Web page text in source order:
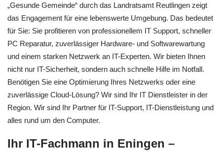
„Gesunde Gemeinde“ durch das Landratsamt Reutlingen zeigt
das Engagement für eine lebenswerte Umgebung. Das bedeutet
für Sie: Sie profitieren von professionellem IT Support, schneller
PC Reparatur, zuverlässiger Hardware- und Softwarewartung
und einem starken Netzwerk an IT-Experten. Wir bieten Ihnen
nicht nur IT-Sicherheit, sondern auch schnelle Hilfe im Notfall.
Benötigen Sie eine Optimierung Ihres Netzwerks oder eine
zuverlässige Cloud-Lösung? Wir sind Ihr IT Dienstleister in der
Region. Wir sind Ihr Partner für IT-Support, IT-Dienstleistung und
alles rund um den Computer.
Ihr IT-Fachmann in Eningen –